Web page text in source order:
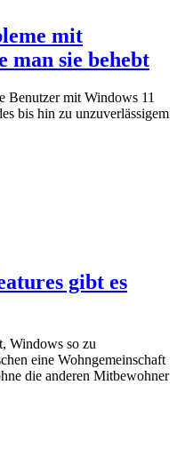
mit
man sie behebt
Benutzer mit Windows 11
bis hin zu unzuverlässigem
gibt es
Windows so zu
eine Wohngemeinschaft
die anderen Mitbewohner